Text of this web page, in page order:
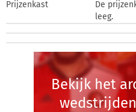
Prijzenkast
De
leeg.
Bekijk het